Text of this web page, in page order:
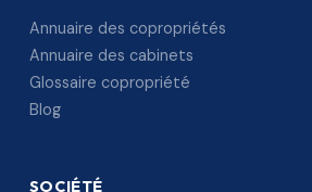
Annuaire des copropriétés
Annuaire des cabinets
Glossaire copropriété
Blog
SOCIÉTÉ